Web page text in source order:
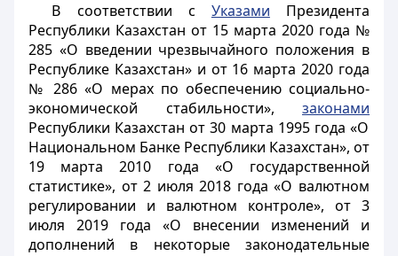
В соответствии с Указами Президента
Республики Казахстан от 15 марта 2020 года №
285 «О введении чрезвычайного положения в
Республике Казахстан» и от 16 марта 2020 года
№ 286 «О мерах по обеспечению социально-
экономической стабильности», законами
Республики Казахстан от 30 марта 1995 года «О
Национальном Банке Республики Казахстан», от
19 марта 2010 года «О государственной
статистике», от 2 июля 2018 года «О валютном
регулировании и валютном контроле», от 3
июля 2019 года «О внесении изменений и
дополнений в некоторые законодательные